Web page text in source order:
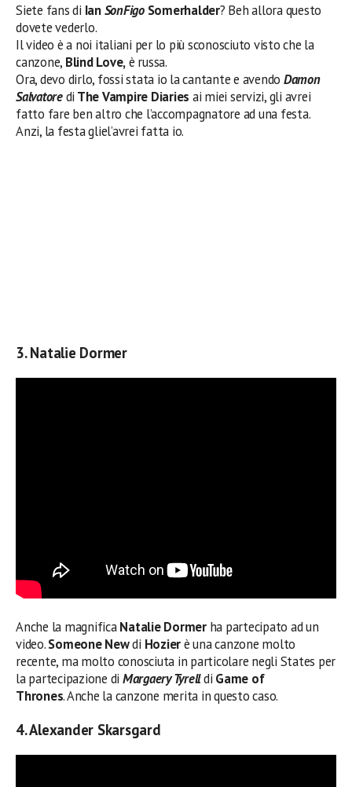
Siete fans di IanSonFigoSomerhalder? Beh allora questo
dovete vederlo.
Il video è a noi italiani per lo più sconosciuto visto che la
canzone, Blind Love,è russa.
Ora, devo dirlo, fossi stata io la cantante e avendo Damon
Salvatoredi The Vampire Diaries ai miei servizi, gli avrei
fatto fare ben altro che l’accompagnatore ad una festa.
Anzi, la festa gliel’avrei fatta io.
3. Natalie Dormer
Anche la magnificaNatalie Dormerha partecipato ad un
video.Someone Newdi Hozierè una canzone molto
recente, ma molto conosciuta in particolare negli States per
la partecipazione di Margaery Tyrelldi Game of
Thrones. Anche la canzone merita in questo caso.
4. Alexander Skarsgard